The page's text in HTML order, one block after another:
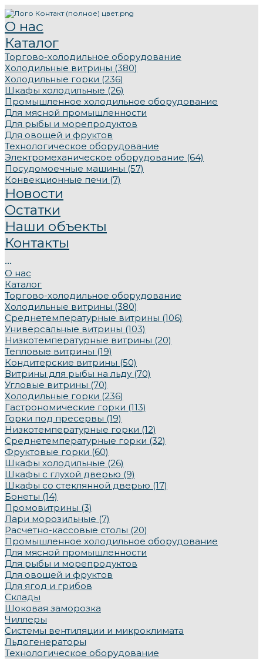
О нас
Каталог
Торгово-холодильное оборудование
Холодильные витрины (380)
Холодильные горки (236)
Шкафы холодильные (26)
Промышленное холодильное оборудование
Для мясной промышленности
Для рыбы и морепродуктов
Для овощей и фруктов
Технологическое оборудование
Электромеханическое оборудование (64)
Посудомоечные машины (57)
Конвекционные печи (7)
Новости
Остатки
Наши объекты
Контакты
...
О нас
Каталог
Торгово-холодильное оборудование
Холодильные витрины (380)
Среднетемпературные витрины (106)
Универсальные витрины (103)
Низкотемпературные витрины (20)
Тепловые витрины (19)
Кондитерские витрины (50)
Витрины для рыбы на льду (70)
Угловые витрины (70)
Холодильные горки (236)
Гастрономические горки (113)
Горки под пресервы (19)
Низкотемпературные горки (12)
Среднетемпературные горки (32)
Фруктовые горки (60)
Шкафы холодильные (26)
Шкафы с глухой дверью (9)
Шкафы со стеклянной дверью (17)
Бонеты (14)
Промовитрины (3)
Лари морозильные (7)
Расчетно-кассовые столы (20)
Промышленное холодильное оборудование
Для мясной промышленности
Для рыбы и морепродуктов
Для овощей и фруктов
Для ягод и грибов
Склады
Шоковая заморозка
Чиллеры
Системы вентиляции и микроклимата
Льдогенераторы
Технологическое оборудование